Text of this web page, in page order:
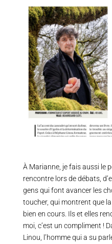
À Marianne, je fais aussi le
rencontre lors de débats,
gens qui font avancer les
toucher, qui montrent que
bien en cours. Ils et elles
moi, c’est un compliment !
Linou, l’homme qui a su